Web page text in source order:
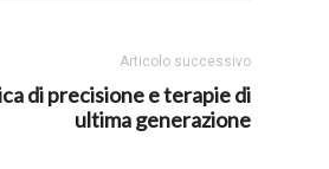
Articolo successivo
di precisione e terapie di
ultima generazione